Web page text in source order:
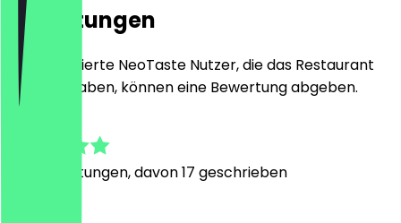
Bewertungen
Nur registrierte NeoTaste Nutzer, die das Restaurant
besucht haben, können eine Bewertung abgeben.
Bewertungen, davon 17 geschrieben